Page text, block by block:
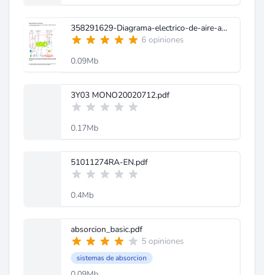
358291629-Diagrama-electrico-de-aire-acondicionado-doc.pdf
6 opiniones
0.09Mb
3Y03 MONO20020712.pdf
0.17Mb
51011274RA-EN.pdf
0.4Mb
absorcion_basic.pdf
5 opiniones
sistemas de absorcion